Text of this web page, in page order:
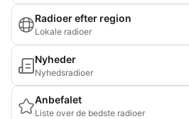
Radioer efter region
Lokale radioer
Nyheder
Nyhedsradioer
Anbefalet
Liste over de bedste radioer